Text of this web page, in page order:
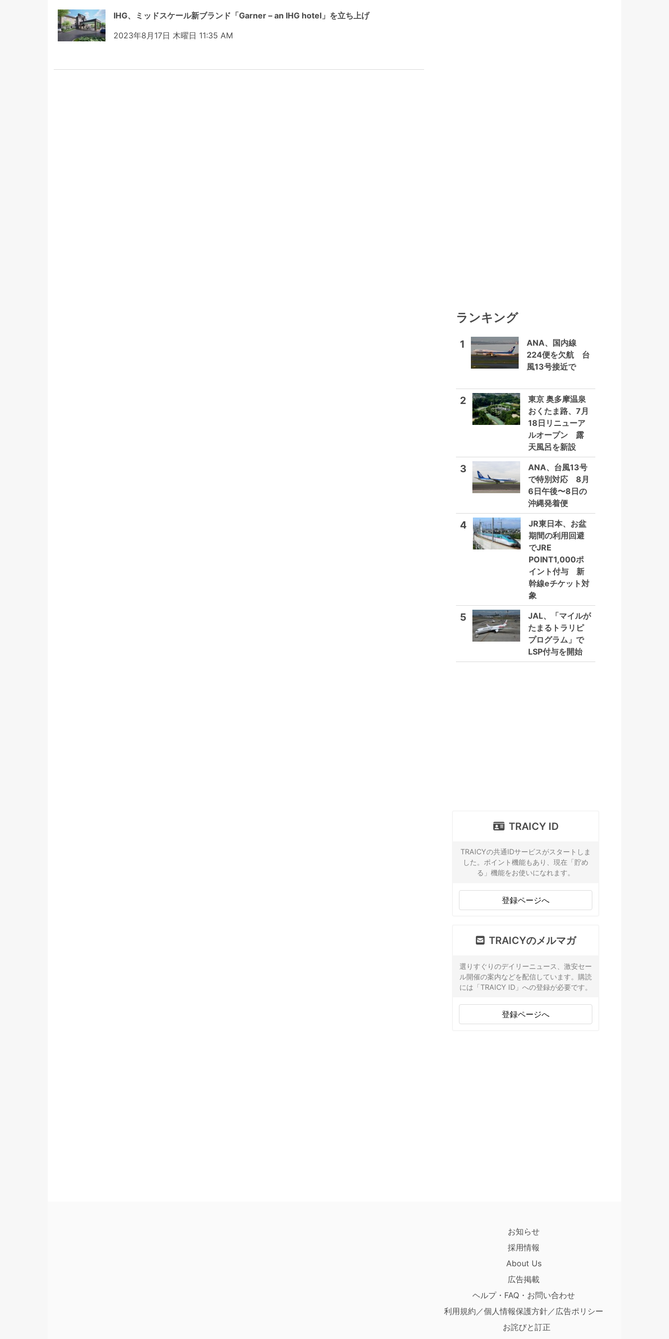
IHG、ミッドスケール新ブランド「Garner – an IHG hotel」を立ち上げ
2023年8月17日 木曜日 11:35 AM
ランキング
1
ANA、国内線
224便を欠航 台
風13号接近で
2
東京 奥多摩温泉
おくたま路、7月
18日リニューア
ルオープン 露
天風呂を新設
3
ANA、台風13号
で特別対応 8月
6日午後〜8日の
沖縄発着便
4
JR東日本、お盆
期間の利用回避
でJRE
POINT1,000ポ
イント付与 新
幹線eチケット対
象
5
JAL、「マイルが
たまるトラリピ
プログラム」で
LSP付与を開始
TRAICY ID
TRAICYの共通IDサービスがスタートしま
した。ポイント機能もあり、現在「貯め
る」機能をお使いになれます。
登録ページへ
TRAICYのメルマガ
選りすぐりのデイリーニュース、激安セー
ル開催の案内などを配信しています。購読
には「TRAICY ID」への登録が必要です。
登録ページへ
お知らせ
採用情報
About Us
広告掲載
ヘルプ・FAQ・お問い合わせ
利用規約／個人情報保護方針／広告ポリシー
お詫びと訂正